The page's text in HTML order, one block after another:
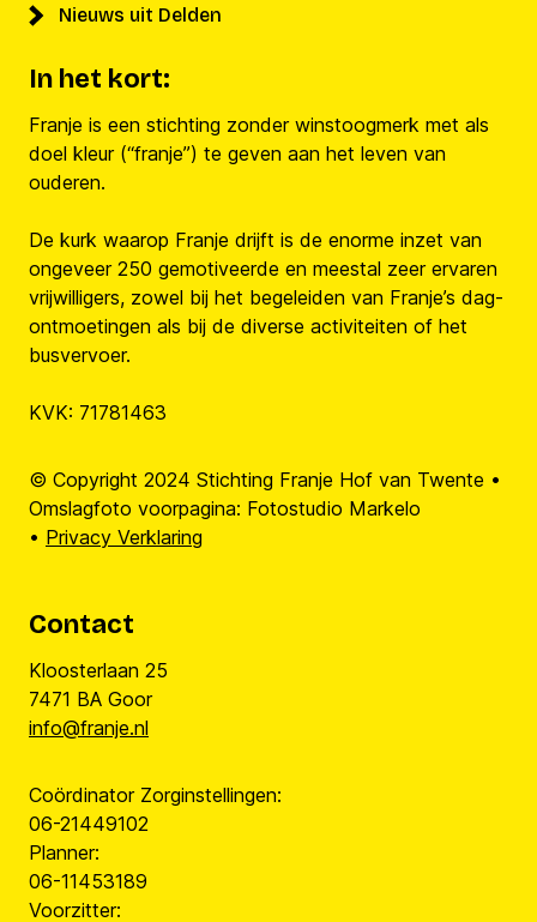
Nieuws uit Delden
In het kort:
Franje is een stichting zonder winstoogmerk met als
doel kleur (“franje”) te geven aan het leven van
ouderen.
De kurk waarop Franje drijft is de enorme inzet van
ongeveer 250 gemotiveerde en meestal zeer ervaren
vrijwilligers, zowel bij het begeleiden van Franje’s dag-
ontmoetingen als bij de diverse activiteiten of het
busvervoer.
KVK: 71781463
© Copyright 2024 Stichting Franje Hof van Twente •
Omslagfoto voorpagina: Fotostudio Markelo
• Privacy Verklaring
Contact
Kloosterlaan 25
7471 BA Goor
info@franje.nl
Coördinator Zorginstellingen:
06-21449102
Planner:
06-11453189
Voorzitter: